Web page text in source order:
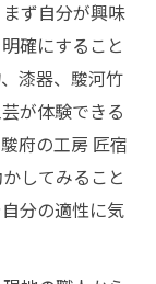
ず自分が興味
確にすること
漆器、駿河竹
が体験できる
府の工房 匠宿
してみること
分の適性に気